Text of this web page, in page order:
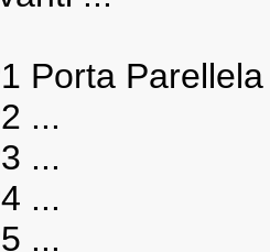
Porta
...
...
...
...